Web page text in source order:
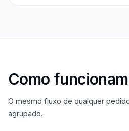
Como
O mesmo fluxo de qualquer
agrupado.